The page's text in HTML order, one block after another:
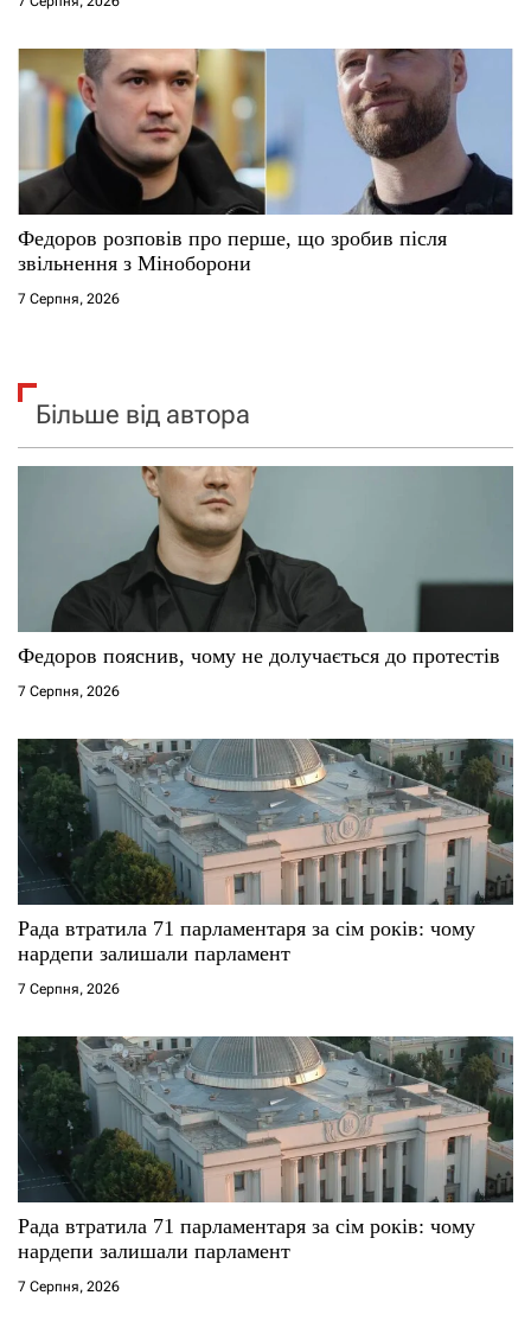
Федоров розповів про перше, що зробив після
звільнення з Міноборони
7 Серпня, 2026
Більше від автора
Федоров пояснив, чому не долучається до протестів
7 Серпня, 2026
Рада втратила 71 парламентаря за сім років: чому
нардепи залишали парламент
7 Серпня, 2026
Рада втратила 71 парламентаря за сім років: чому
нардепи залишали парламент
7 Серпня, 2026